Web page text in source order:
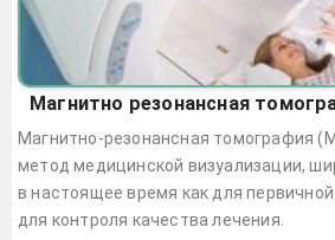
Магнитно резонансная
Магнитно-резонансная томография
метод медицинской визуализации,
в настоящее время как для первичной
для контроля качества лечения.